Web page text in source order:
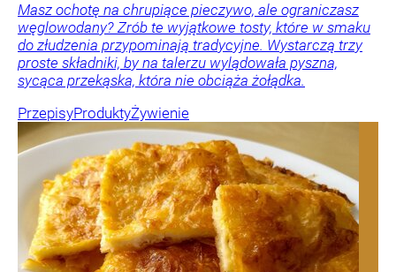
Masz ochotę na chrupiące pieczywo, ale ograniczasz
węglowodany? Zrób te wyjątkowe tosty, które w smaku
do złudzenia przypominają tradycyjne. Wystarczą trzy
proste składniki, by na talerzu wylądowała pyszna,
sycąca przekąska, która nie obciąża żołądka.
PrzepisyProduktyŻywienie